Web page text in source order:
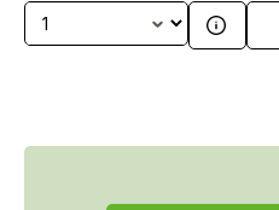
Produkt Anzahl: